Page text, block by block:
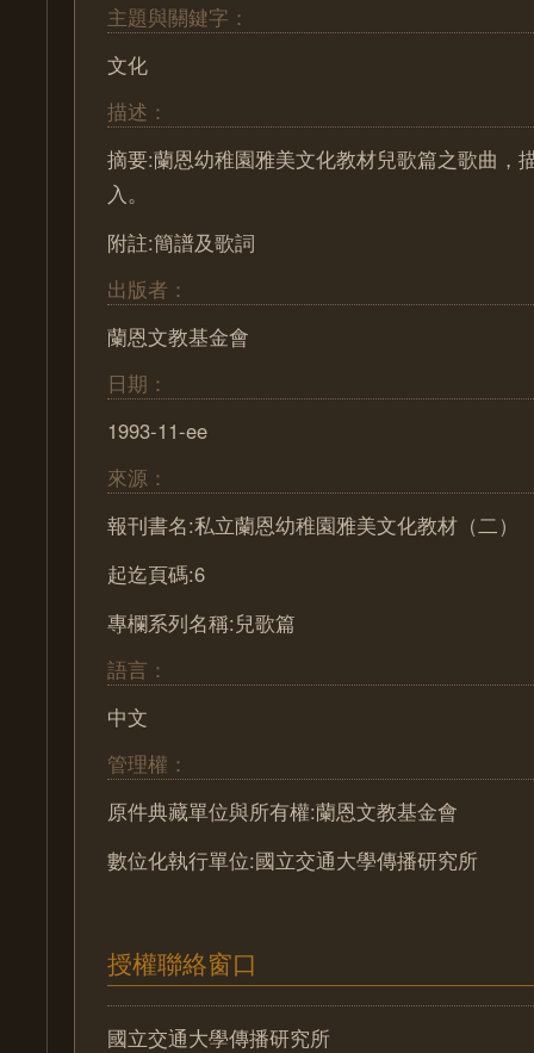
主題與關鍵字：
文化
描述：
摘要:蘭恩幼稚園雅美文化教材兒歌篇之歌曲，
入。
附註:簡譜及歌詞
出版者：
蘭恩文教基金會
日期：
1993-11-ee
來源：
報刊書名:私立蘭恩幼稚園雅美文化教材（二）
起迄頁碼:6
專欄系列名稱:兒歌篇
語言：
中文
管理權：
原件典藏單位與所有權:蘭恩文教基金會
數位化執行單位:國立交通大學傳播研究所
授權聯絡窗口
國立交通大學傳播研究所